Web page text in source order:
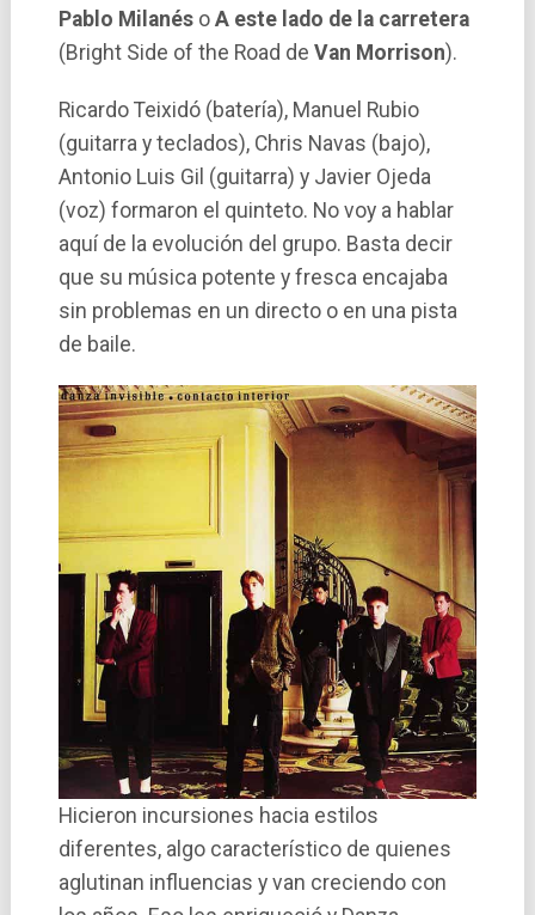
Pablo Milanéso A este lado de la carretera
(Bright Side of the Road de Van Morrison).
Ricardo Teixidó (baterí­a), Manuel Rubio
(guitarra y teclados), Chris Navas (bajo),
Antonio Luis Gil (guitarra) y Javier Ojeda
(voz) formaron el quinteto. No voy a hablar
aquí­ de la evolución del grupo. Basta decir
que su música potente y fresca encajaba
sin problemas en un directo o en una pista
de baile.
Hicieron incursiones hacia estilos
diferentes, algo característico de quienes
aglutinan influencias y van creciendo con